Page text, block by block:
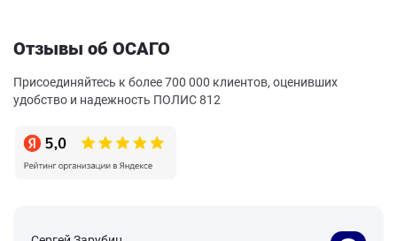
Отзывы об ОСАГО
Присоединяйтесь к более 700 000 клиентов, оценивших
удобство и надежность ПОЛИС 812